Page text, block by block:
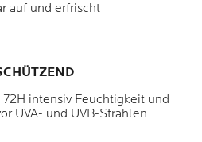
auf und erfrischt
intensiv Feuchtigkeit und
UVA- und UVB-Strahlen